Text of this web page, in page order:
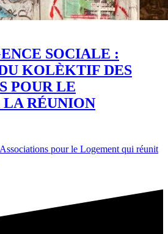
SOCIALE :
KOLÈKTIF DES
POUR LE
RÉUNION
pour le Logement qui réunit